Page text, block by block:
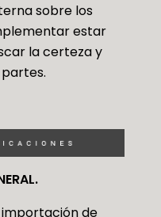
sobre los
estar
la certeza y
de